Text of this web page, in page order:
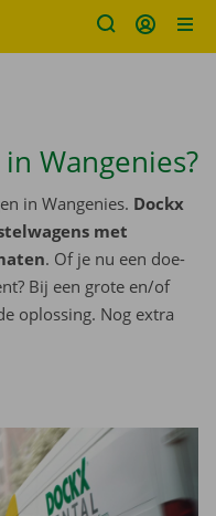
Wangenies?
in Wangenies. Dockx
met
. Of je nu een doe-
Bij een grote en/of
oplossing. Nog extra